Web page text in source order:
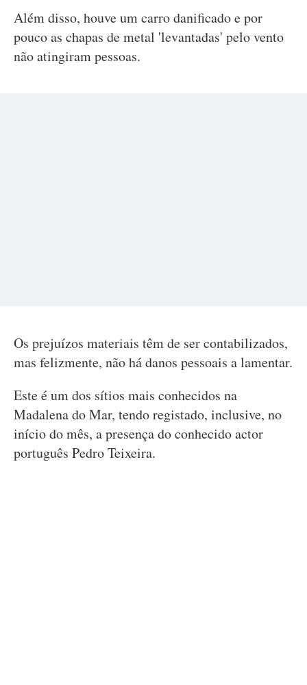
Além disso, houve um carro danificado e por
pouco as chapas de metal 'levantadas' pelo vento
não atingiram pessoas.
Os prejuízos materiais têm de ser contabilizados,
mas felizmente, não há danos pessoais a lamentar.
Este é um dos sítios mais conhecidos na
Madalena do Mar, tendo registado, inclusive, no
início do mês, a presença do conhecido actor
português Pedro Teixeira.